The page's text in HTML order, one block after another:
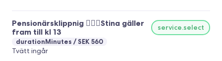
Pensionärsklippnig 💇🏻‍♀️Stina gäller
fram till kl 13
durationMinutes SEK 560
service.select
Tvätt ingår